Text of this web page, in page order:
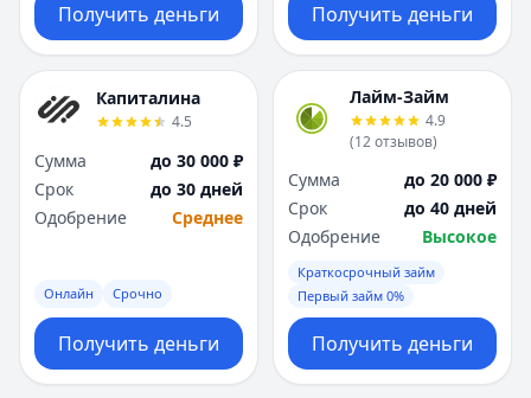
Получить деньги Получить деньги
Капиталина
4.5
Сумма
до 30 000 ₽
Срок
до 30 дней
Одобрение
Среднее
Онлайн Срочно
Получить деньги
Лайм-Займ
4.9
(12отзывов)
Сумма
до 20 000 ₽
Срок
до 40 дней
Одобрение
Высокое
Краткосрочный займ
Первый займ 0%
Получить деньги